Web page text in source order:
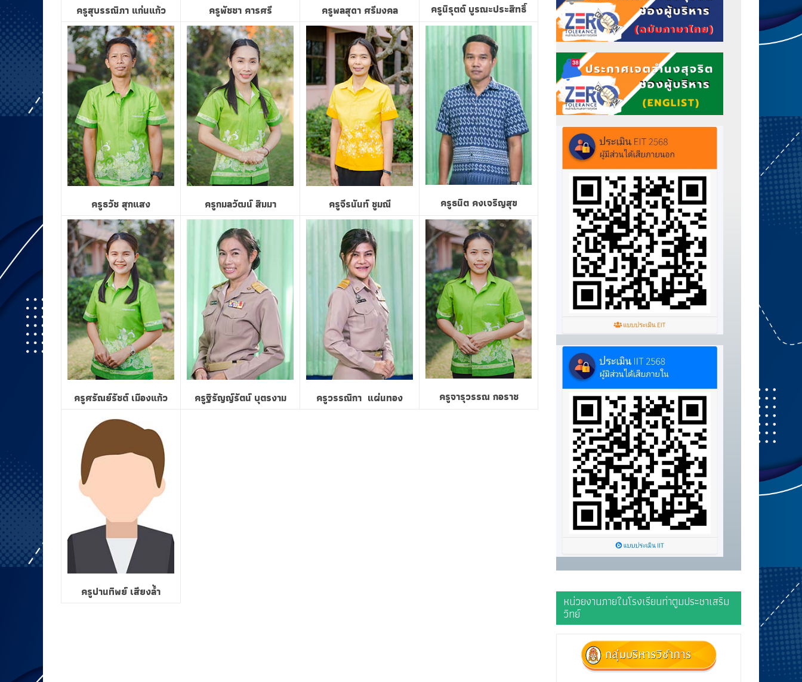
ครูสุบรรณิภา แก่นแก้ว ครูพัชชา คารศรี ครูพลสุดา ศรีมงคล ครูนิรุตต์ บูรณะประสิทธิ์
ครูธวัช สุกแสง ครูกมลวัฒน์ สิมมา ครูจีรนันท์ ชูมณี ครูธนิต คงเจริญสุข
ครูศรัณย์รัชต์ เมืองแก้ว ครูฐิรัญญ์รัตน์ บุตรงาม ครูวรรณิกา แผ่นทอง ครูจารุวรรณ กอราช
ครูปานทิพย์ เสียงล้ำ
หน่วยงานภายในโรงเรียนท่าตูมประชาเสริม
วิทย์